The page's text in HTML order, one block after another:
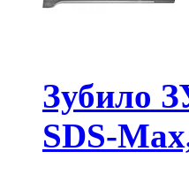
Зубило
SDS-